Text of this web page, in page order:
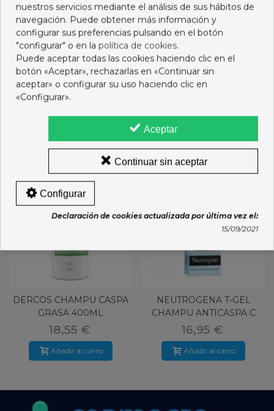
Descripción
Opiniones
16 OTROS PRODUCTOS DE LA MISMA CATEGORÍA:
DERCOS CHAMPU CASPA
GRASA 400ML
18,55 €
Añadir al carro
NEUTROGENA T-GEL
CHAMPU ANTICASPA C
NORMAL Y GRA
16,95 €
Añadir al carro
nuestros servicios mediante el análisis de sus hábitos de
navegación. Puede obtener más información y
configurar sus preferencias pulsando en el botón
"configurar" o en la política de cookies.
Puede aceptar todas las cookies haciendo clic en el
botón «Aceptar», rechazarlas en «Continuar sin
aceptar» o configurar su uso haciendo clic en
«Configurar».
Aceptar
Continuar sin aceptar
Configurar
Declaración de cookies actualizada por última vez el:
15/09/2021